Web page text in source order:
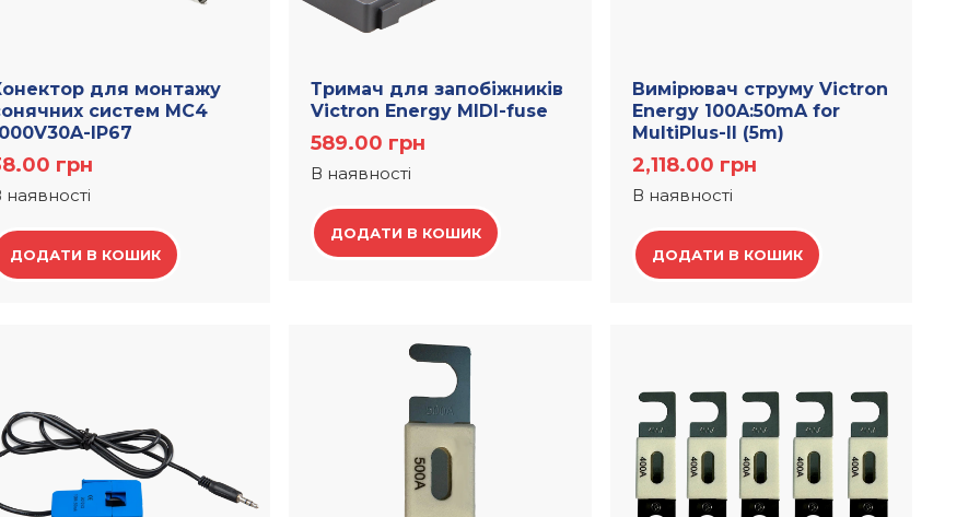
для монтажу
систем МС4
IP67
грн
наявності
ДОДАТИ В КОШИК
Тримач для запобіжників
Victron Energy MIDI-fuse
589.00 грн
В наявності
ДОДАТИ В КОШИК
Вимірювач струму Victron
Energy 100A:50mA for
MultiPlus-II (5m)
2,118.00 грн
В наявності
ДОДАТИ В КОШИК